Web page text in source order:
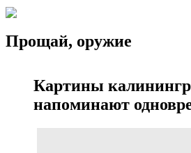
Прощай, оружие
Картины
напоминают